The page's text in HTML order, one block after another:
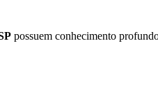
possuem conhecimento